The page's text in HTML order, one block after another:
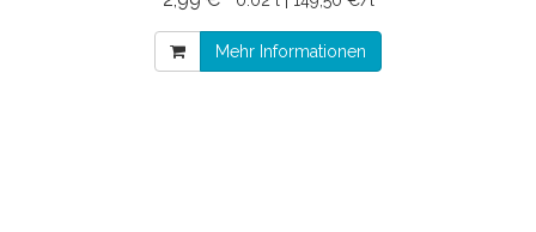
Mehr Informationen